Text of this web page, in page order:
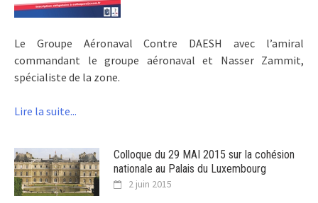
Le Groupe Aéronaval Contre DAESH avec l’amiral
commandant le groupe aéronaval et Nasser Zammit,
spécialiste de la zone.
Lire la suite...
Colloque du 29 MAI 2015 sur la cohésion
nationale au Palais du Luxembourg
2 juin 2015